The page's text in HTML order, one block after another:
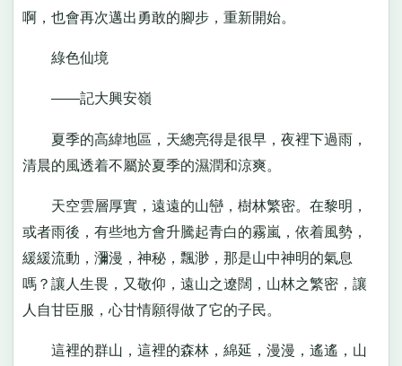
啊，也會再次邁出勇敢的腳步，重新開始。
綠色仙境
——記大興安嶺
夏季的高緯地區，天總亮得是很早，夜裡下過雨，
清晨的風透着不屬於夏季的濕潤和涼爽。
天空雲層厚實，遠遠的山巒，樹林繁密。在黎明，
或者雨後，有些地方會升騰起青白的霧嵐，依着風勢，
緩緩流動，瀰漫，神秘，飄渺，那是山中神明的氣息
嗎？讓人生畏，又敬仰，遠山之遼闊，山林之繁密，讓
人自甘臣服，心甘情願得做了它的子民。
這裡的群山，這裡的森林，綿延，漫漫，遙遙，山